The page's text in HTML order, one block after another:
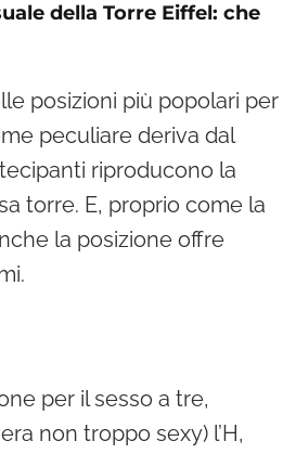
della Torre Eiffel: che
posizioni più popolari per
peculiare deriva dal
riproducono la
torre. E, proprio come la
la posizione offre
per il sesso a tre,
non troppo sexy) l’H,